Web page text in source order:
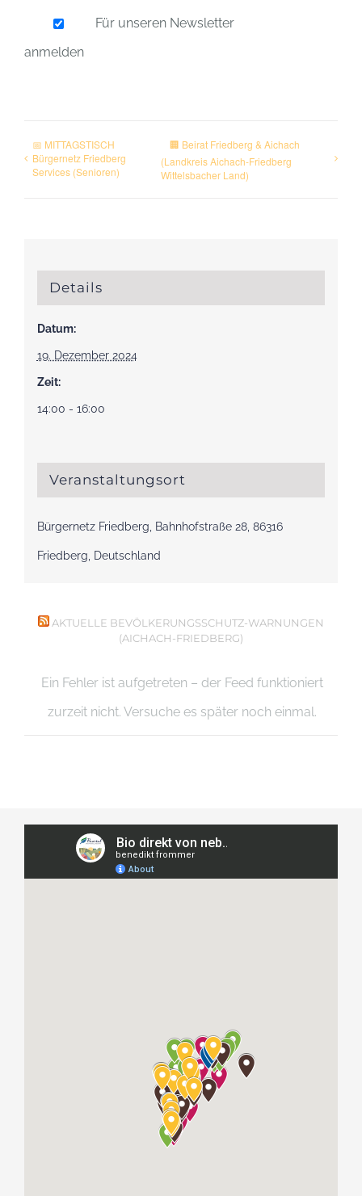
Für unseren Newsletter
anmelden
📅 MITTAGSTISCH
Bürgernetz Friedberg
Services (Senioren)
🏢 Beirat Friedberg & Aichach
(Landkreis Aichach-Friedberg
Wittelsbacher Land)
Details
Datum:
19. Dezember 2024
Zeit:
14:00 - 16:00
Veranstaltungsort
Bürgernetz Friedberg, Bahnhofstraße 28, 86316
Friedberg, Deutschland
AKTUELLE BEVÖLKERUNGSSCHUTZ-WARNUNGEN
(AICHACH-FRIEDBERG)
Ein Fehler ist aufgetreten – der Feed funktioniert
zurzeit nicht. Versuche es später noch einmal.